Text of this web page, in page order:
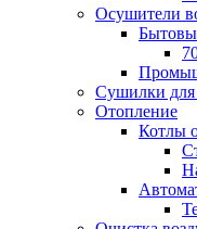
Осушители
Сушилки для
Отопление
Котлы